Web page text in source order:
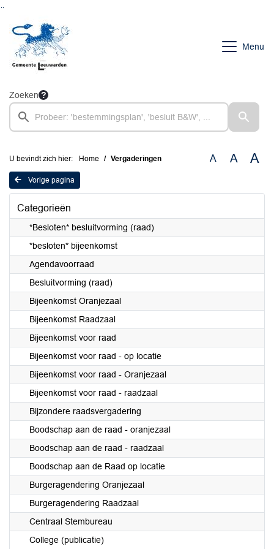
Menu
Zoeken
U bevindt zich hier: Home Vergaderingen A A A
Vorige pagina
Categorieën
*Besloten* besluitvorming (raad)
*besloten* bijeenkomst
Agendavoorraad
Besluitvorming (raad)
Bijeenkomst Oranjezaal
Bijeenkomst Raadzaal
Bijeenkomst voor raad
Bijeenkomst voor raad - op locatie
Bijeenkomst voor raad - Oranjezaal
Bijeenkomst voor raad - raadzaal
Bijzondere raadsvergadering
Boodschap aan de raad - oranjezaal
Boodschap aan de raad - raadzaal
Boodschap aan de Raad op locatie
Burgeragendering Oranjezaal
Burgeragendering Raadzaal
Centraal Stembureau
College (publicatie)